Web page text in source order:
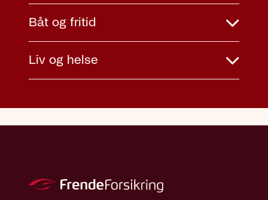
Båt og fritid
Liv og helse